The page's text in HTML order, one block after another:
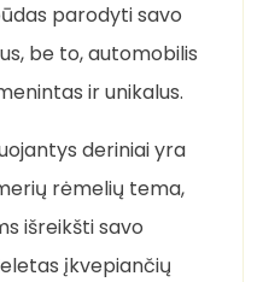
parodyti savo
be to, automobilis
ir unikalus.
deriniai yra
rėmelių tema,
išreikšti savo
įkvepiančių